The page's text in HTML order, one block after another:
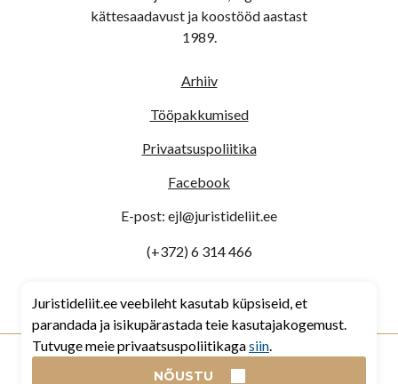
Juristideliit.ee veebileht kasutab küpsiseid, et
parandada ja isikupärastada teie kasutajakogemust.
Tutvuge meie privaatsuspoliitikagasiin.
NÕUSTU
kättesaadavust ja koostööd aastast
1989.
Arhiiv
Tööpakkumised
Privaatsuspoliitika
Facebook
E-post: ejl@juristideliit.ee
(+372) 6 314 466
© 2026 Eesti Juristide Liit